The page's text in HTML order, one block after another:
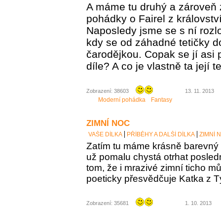
A máme tu druhý a zároveň
pohádky o Fairel z
Naposledy jsme se s ní
kdy se od záhadné tetičky
čarodějkou. Copak se jí asi
díle? A co je vlastně ta její
Zobrazení: 38603 13. 11. 2013
Moderní pohádka Fantasy
ZIMNÍ NOC
VAŠE DÍLKA PŘÍBĚHY A DALŠÍ DÍLKA ZIMNÍ
Zatím tu máme krásně
už pomalu chystá otrhat
tom, že i mrazivé zimní ticho
poeticky přesvědčuje Katka z
Zobrazení: 35681 1. 10. 2013